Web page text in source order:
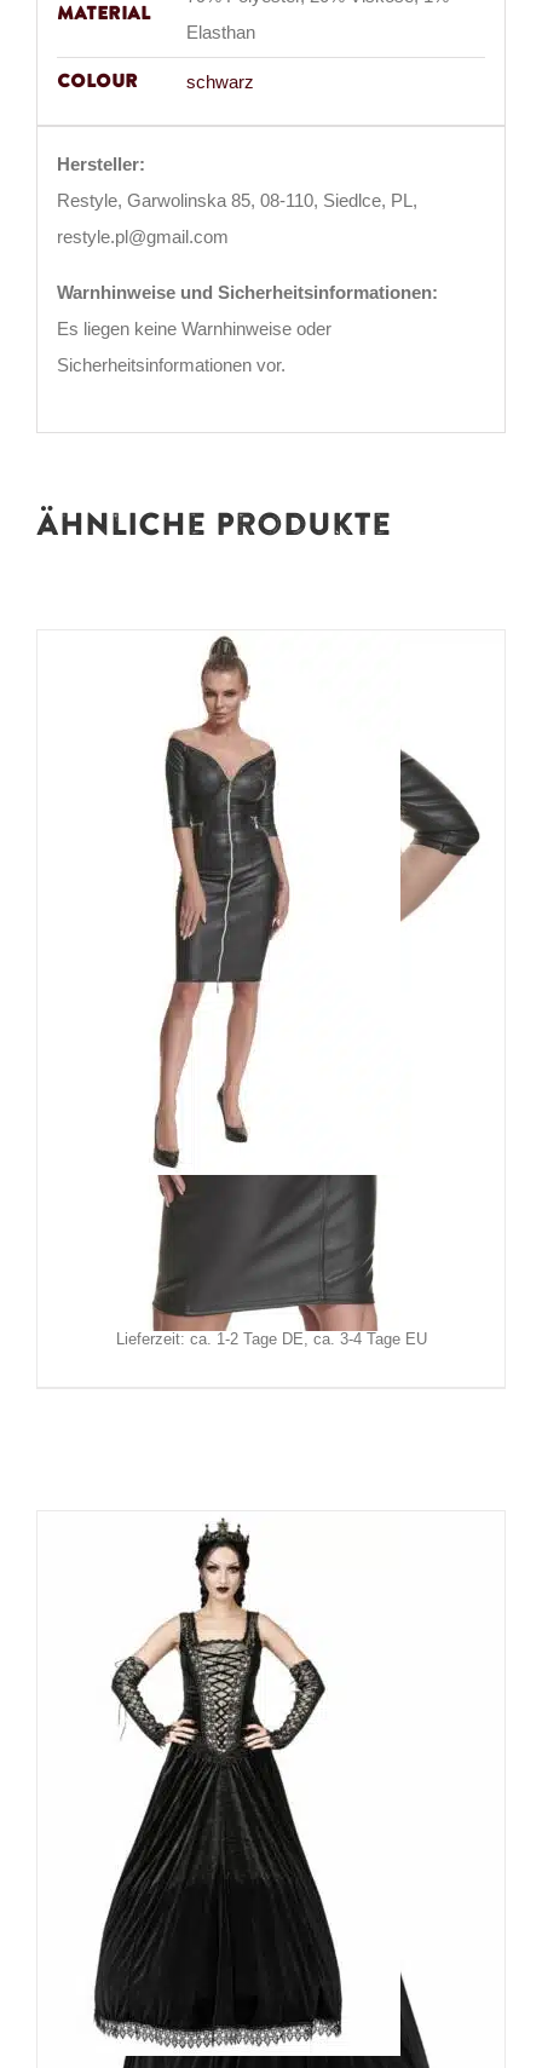
Material
Elasthan
Colour schwarz
Hersteller:
Restyle, Garwolinska 85, 08-110, Siedlce, PL,
restyle.pl@gmail.com
Warnhinweise und Sicherheitsinformationen:
Es liegen keine Warnhinweise oder
Sicherheitsinformationen vor.
Ähnliche Produkte
Demoniq Kleid Margherita
119,90€
zzgl.Versand
Lieferzeit: ca. 1-2 Tage DE, ca. 3-4 Tage EU